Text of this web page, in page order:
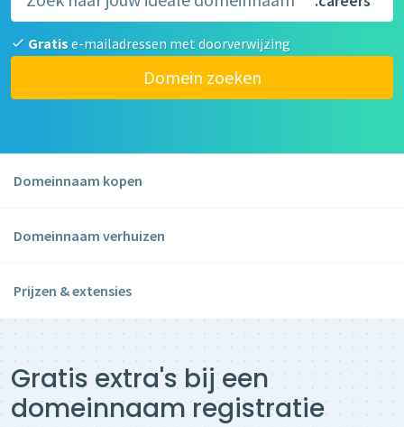
Gratise-mailadressen met doorverwijzing
Domein zoeken
Domeinnaam kopen
Domeinnaam verhuizen
Prijzen & extensies
Gratis extra's bij een
domeinnaam registratie